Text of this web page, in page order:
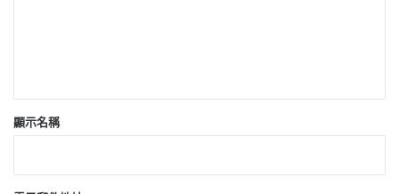
顯示名稱